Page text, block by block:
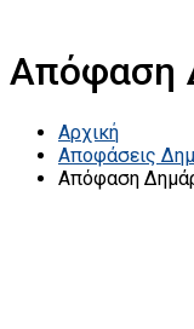
Απόφαση
Αρχική
Αποφάσεις
Απόφαση